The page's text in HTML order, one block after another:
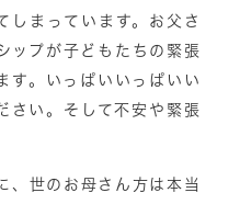
しまっています。お父さ
ップが子どもたちの緊張
す。いっぱいいっぱいい
さい。そして不安や緊張
、世のお母さん方は本当